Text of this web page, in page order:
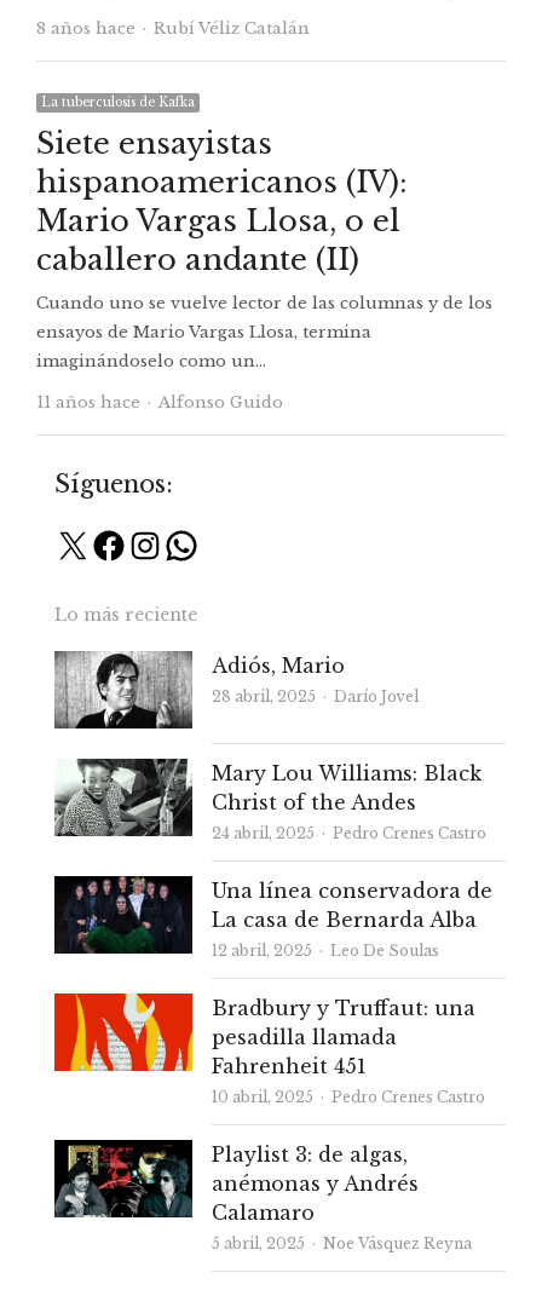
8 años hace
Autor
Rubí Véliz Catalán
La tuberculosis de Kafka
Siete ensayistas
hispanoamericanos (IV):
Mario Vargas Llosa, o el
caballero andante (II)
Cuando uno se vuelve lector de las columnas y de los
ensayos de Mario Vargas Llosa, termina
imaginándoselo como un…
11 años hace
Autor
Alfonso Guido
Síguenos:
X Facebook
Instagram
WhatsApp
Lo más reciente
Adiós, Mario
28 abril, 2025 Autor
Darío Jovel
Mary Lou Williams: Black
Christ of the Andes
24 abril, 2025 Autor
Pedro Crenes Castro
Una línea conservadora de
La casa de Bernarda Alba
12 abril, 2025 Autor
Leo De Soulas
Bradbury y Truffaut: una
pesadilla llamada
Fahrenheit 451
10 abril, 2025 Autor
Pedro Crenes Castro
Playlist 3: de algas,
anémonas y Andrés
Calamaro
5 abril, 2025 Autor
Noe Vásquez Reyna